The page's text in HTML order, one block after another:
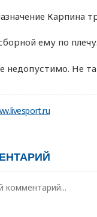
Карпина
ему по
Не